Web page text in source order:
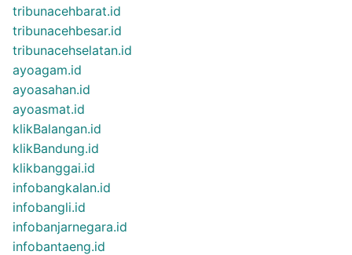
tribunacehbarat.id
tribunacehbesar.id
tribunacehselatan.id
ayoagam.id
ayoasahan.id
ayoasmat.id
klikBalangan.id
klikBandung.id
klikbanggai.id
infobangkalan.id
infobangli.id
infobanjarnegara.id
infobantaeng.id